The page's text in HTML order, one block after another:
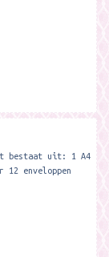
bestaat uit: 1 A4
enveloppen